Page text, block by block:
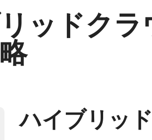
ッドク
ハイブリッ